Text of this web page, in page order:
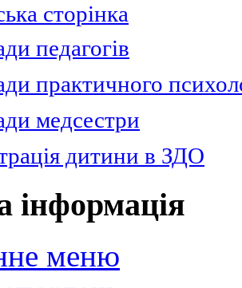
сторінка
педагогів
практичного
медсестри
дитини в ЗДО
інформація
меню